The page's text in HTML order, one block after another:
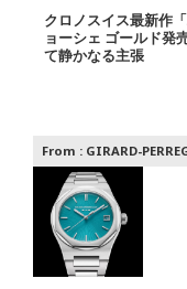
クロノスイス最新作
ョーシェ ゴールド発
て静かなる主張
From : GIRARD-